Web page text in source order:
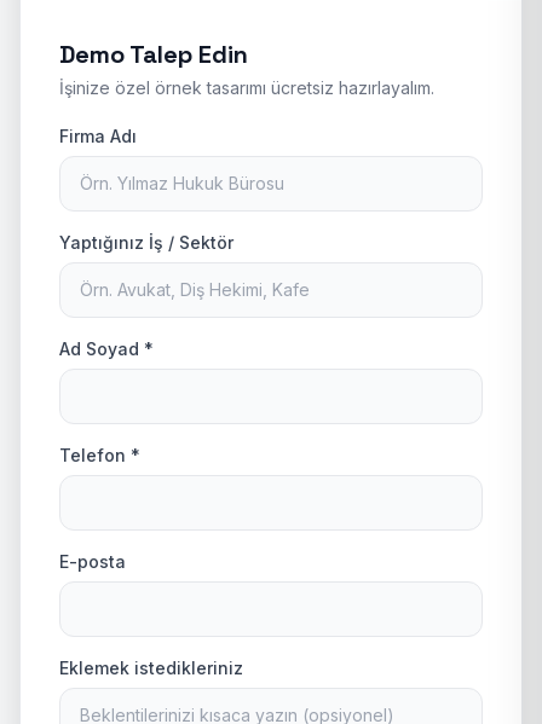
Demo Talep Edin
İşinize özel örnek tasarımı ücretsiz hazırlayalım.
Firma Adı
Yaptığınız İş / Sektör
Ad Soyad *
Telefon *
E-posta
Eklemek istedikleriniz